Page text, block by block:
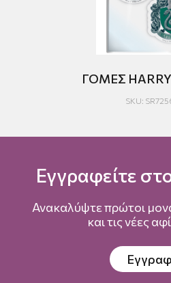
ΓΟΜΕΣ HARRY
SKU:
Εγγραφείτε
Ανακαλύψτε πρώτοι
και τις νέες